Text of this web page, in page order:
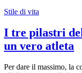
Stile di vita
I tre pilastri
un vero atleta
Per dare il massimo, la